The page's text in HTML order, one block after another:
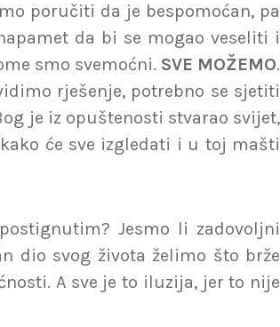
poručiti da je bespomoćan, pa
da bi se mogao veseliti i
smo svemoćni. SVE MOŽEMO.
rješenje, potrebno se sjetiti
je iz opuštenosti stvarao svijet,
će sve izgledati i u toj mašti
Jesmo li zadovoljni
dio svog života želimo što brže
A sve je to iluzija, jer to nije